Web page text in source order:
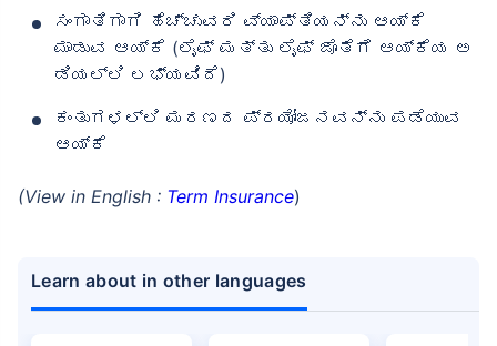
ಸಂಗಾತಿಗಾಗಿ ಹೆಚ್ಚುವರಿ ವ್ಯಾಪ್ತಿಯನ್ನು ಆಯ್ಕೆ
ಮಾಡುವ ಆಯ್ಕೆ (ಲೈಫ್ ಮತ್ತು ಲೈಫ್ ಜೊತೆಗೆ ಆಯ್ಕೆಯ ಅ
ಡಿಯಲ್ಲಿ ಲಭ್ಯವಿದೆ)
ಕಂತುಗಳಲ್ಲಿ ಮರಣದ ಪ್ರಯೋಜನವನ್ನು ಪಡೆಯುವ
ಆಯ್ಕೆ
(View in English : Term Insurance)
Learn about in other languages